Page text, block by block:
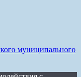
муниципального